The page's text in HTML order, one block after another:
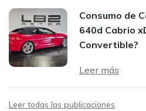
Consumo de
640d Cabrio
Convertible?
Leer más
Leer todas las publicaciones